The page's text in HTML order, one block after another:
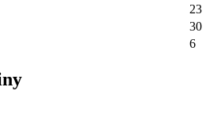
23
30
6